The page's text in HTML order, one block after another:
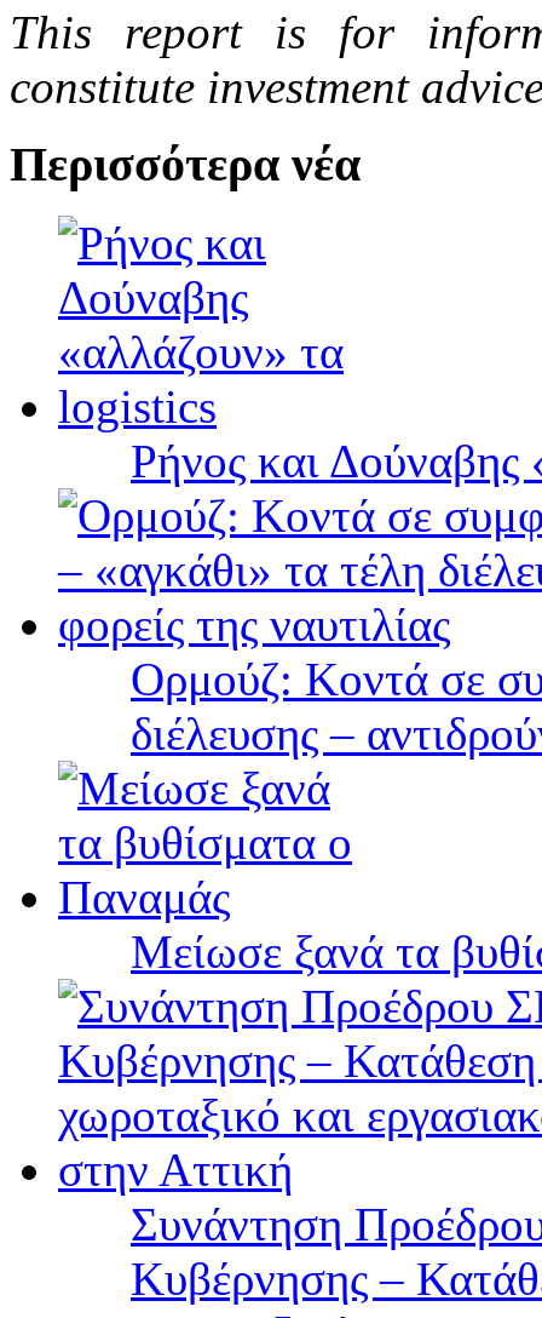
This report is for
constitute investment
Περισσότερα νέα
Ρήνος και
Ορμούζ: Κοντά σε
διέλευσης –
Μείωσε ξανά τα
Συνάντηση
Κυβέρνησης –